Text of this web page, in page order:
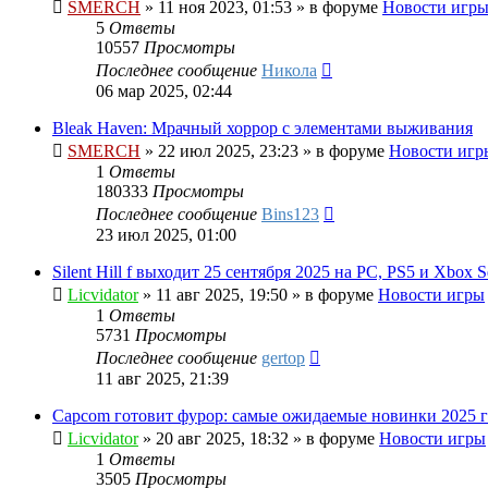
SMERCH » 11 ноя 2023, 01:53 » в форуме Новости игры
5 Ответы
10557 Просмотры
Последнее сообщение Никола
06 мар 2025, 02:44
Bleak Haven: Мрачный хоррор с элементами выживания
SMERCH » 22 июл 2025, 23:23 » в форуме Новости
1 Ответы
180333 Просмотры
Последнее сообщение Bins123
23 июл 2025, 01:00
Silent Hill f выходит 25 сентября 2025 на PC, PS5 и Xbox
Licvidator» 11 авг 2025, 19:50 » в форуме Новости игры
1 Ответы
5731 Просмотры
Последнее сообщение gertop
11 авг 2025, 21:39
Capcom готовит фурор: самые ожидаемые новинки 2025
Licvidator» 20 авг 2025, 18:32 » в форуме Новости игры
1 Ответы
3505 Просмотры